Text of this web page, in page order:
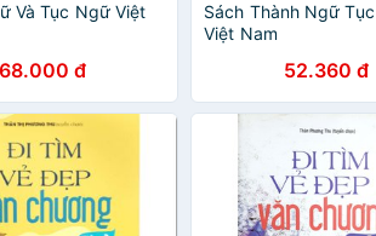
Và Tục Ngữ Việt
68.000 đ
Sách Thành Ngữ
Việt Nam
52.360 đ